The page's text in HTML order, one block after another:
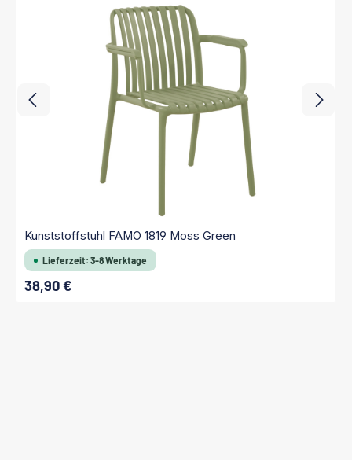
Kunststoffstuhl FAMO 1819 Moss Green
Lieferzeit: 3-8 Werktage
Regulärer Preis:
38,90 €